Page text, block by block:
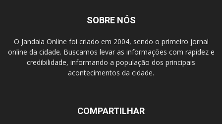
SOBRE NÓS
O Jandaia Online foi criado em 2004, sendo o primeiro jornal
online da cidade. Buscamos levar as informações com rapidez e
credibilidade, informando a população dos principais
acontecimentos da cidade.
COMPARTILHAR